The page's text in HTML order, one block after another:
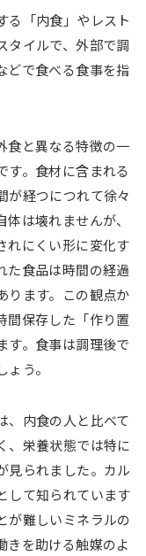
る「内食」やレスト
タイルで、外部で調
どで食べる食事を指
食と異なる特徴の一
す。食材に含まれる
が経つにつれて徐々
は壊れませんが、
れにくい形に変化す
た食品は時間の経過
ります。この観点か
間保存した「作り置
す。食事は調理後で
う。
、内食の人と比べて
、栄養状態では特に
見られました。カル
して知られています
が難しいミネラルの
きを助ける触媒のよ